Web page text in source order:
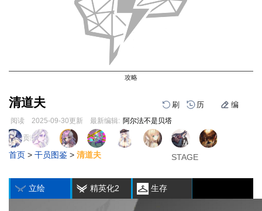
攻略
清道夫 刷 历 编
阅读 2025-09-30更新 最新编辑: 阿尔法不是贝塔
跳
到
导
跳
到
搜
页面贡献者 :
首页 > 干员图鉴 > 清道夫
立绘 精英化2 生存
1
STAGE
2
STAGE
3
STAGE